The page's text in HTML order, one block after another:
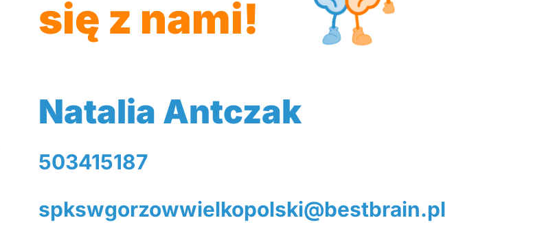
się z nami!
Natalia Antczak
503415187
spkswgorzowwielkopolski@bestbrain.pl